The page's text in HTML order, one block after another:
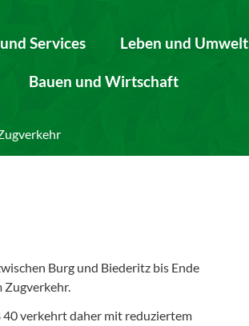
Services Leben und Umwelt
Bauen und Wirtschaft
Burg und Biederitz bis Ende
Zugverkehr.
40 verkehrt daher mit reduziertem